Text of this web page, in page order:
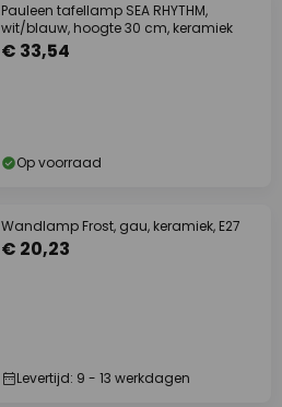
Pauleen tafellamp SEA RHYTHM,
wit/blauw, hoogte 30 cm, keramiek
€ 33,54
Op voorraad
Wandlamp Frost, gau, keramiek, E27
€ 20,23
Levertijd: 9 - 13 werkdagen